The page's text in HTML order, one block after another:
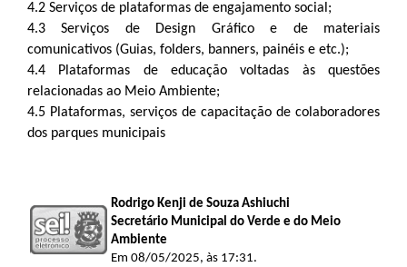
4.2 Serviços de plataformas de engajamento social;
4.3 Serviços de Design Gráfico e de materiais
comunicativos (Guias, folders, banners, painéis e etc.);
4.4 Plataformas de educação voltadas às questões
relacionadas ao Meio Ambiente;
4.5 Plataformas, serviços de capacitação de colaboradores
dos parques municipais
Rodrigo Kenji de Souza Ashiuchi
Secretário Municipal do Verde e do Meio
Ambiente
Em 08/05/2025, às 17:31.